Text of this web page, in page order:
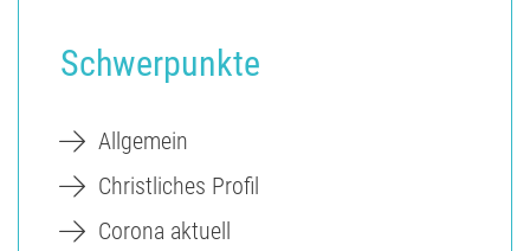
Schwerpunkte
Allgemein
Christliches Profil
Corona aktuell